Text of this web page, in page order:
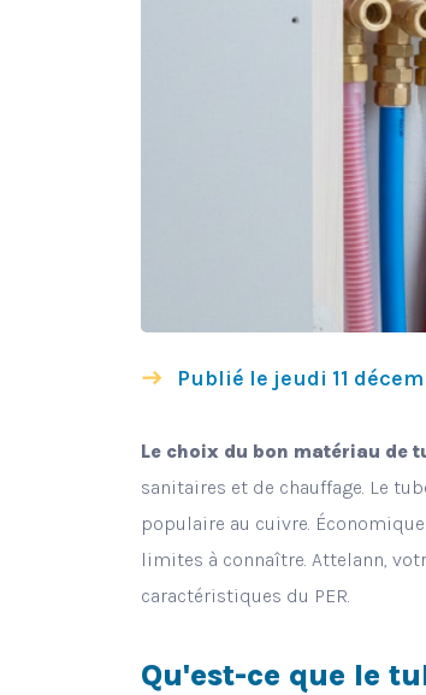
Publié le jeudi 11
Le choix du bon matériau de
sanitaires et de chauffage. Le
populaire au cuivre.
limites à connaître. Attelann,
caractéristiques du PER.
Qu'est-ce que le